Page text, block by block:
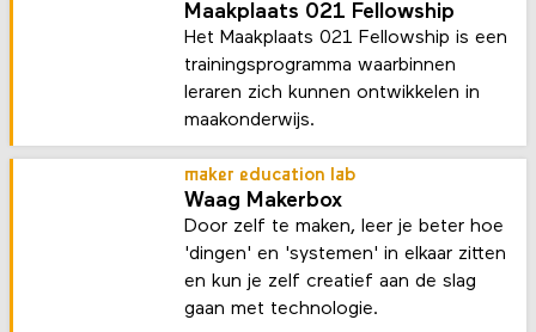
Maakplaats 021 Fellowship
Het Maakplaats 021 Fellowship is een
trainingsprogramma waarbinnen
leraren zich kunnen ontwikkelen in
maakonderwijs.
maker education lab
Waag Makerbox
Door zelf te maken, leer je beter hoe
'dingen' en 'systemen' in elkaar zitten
en kun je zelf creatief aan de slag
gaan met technologie.